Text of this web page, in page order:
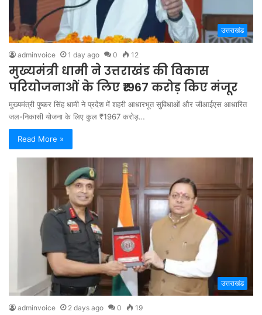
उत्तराखंड
adminvoice 1 day ago 0 12
मुख्यमंत्री धामी ने उत्तराखंड की विकास
परियोजनाओं के लिए ₹1967 करोड़ किए मंजूर
मुख्यमंत्री पुष्कर सिंह धामी ने प्रदेश में शहरी आधारभूत सुविधाओं और जीआईएस आधारित
जल-निकासी योजना के लिए कुल ₹1967 करोड़…
Read More »
उत्तराखंड
adminvoice 2 days ago 0 19